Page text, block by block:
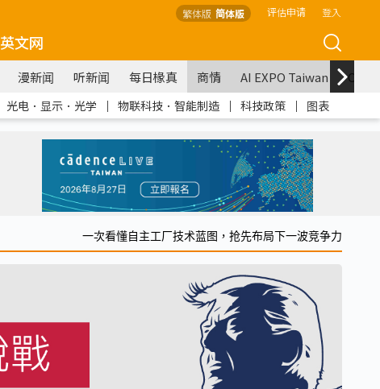
繁体版 简体版 评估申请 登入
英文网
漫新闻 听新闻 每日椽真 商情 AI EXPO Taiwan
光电．显示．光学 ｜ 物联科技．智能制造 ｜ 科技政策 ｜ 图表
一次看懂自主工厂技术蓝图，抢先布局下一波竞争力